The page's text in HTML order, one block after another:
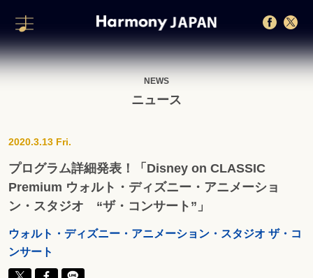
NEWS
ニュース
2020.3.13 Fri.
プログラム詳細発表！「Disney on CLASSIC
Premium ウォルト・ディズニー・アニメーショ
ン・スタジオ “ザ・コンサート”」
ウォルト・ディズニー・アニメーション・スタジオ ザ・コ
ンサート